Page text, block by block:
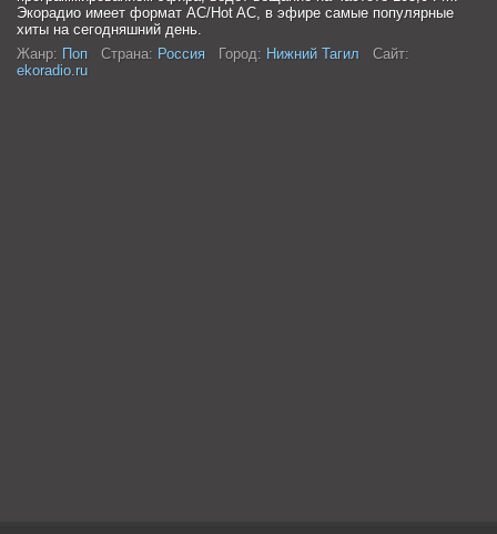
Экорадио имеет формат AC/Hot AC, в эфире самые популярные
хиты на сегодняшний день.
Жанр: Поп Страна: Россия Город: Нижний Тагил
Сайт:
ekoradio.ru